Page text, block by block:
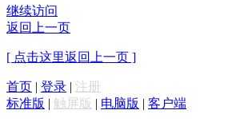
继续访问
返回上一页
[ 点击这里返回上一页 ]
首页 | 登录 | 注册
标准版 | 触屏版 | 电脑版 | 客户端